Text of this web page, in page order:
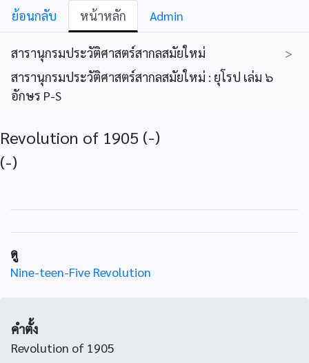
ย้อนกลับ หน้าหลัก Admin
สารานุกรมประวัติศาสตร์สากลสมัยใหม่
>
สารานุกรมประวัติศาสตร์สากลสมัยใหม่ : ยุโรป เล่ม ๖
อักษร P-S
Revolution of 1905 (-)
(-)
ดู
Nine-teen-Five Revolution
คำตั้ง
Revolution of 1905